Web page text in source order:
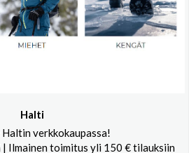
Halti
Haltin verkkokaupassa!
| Ilmainen toimitus yli 150 € tilauksiin